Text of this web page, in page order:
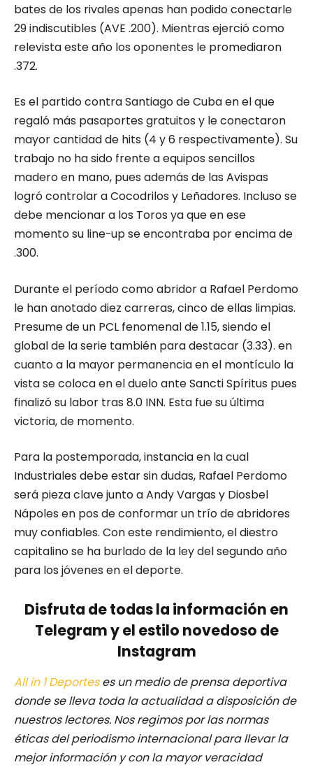
bates de los rivales apenas han podido conectarle
29 indiscutibles (AVE .200). Mientras ejerció como
relevista este año los oponentes le promediaron
.372.
Es el partido contra Santiago de Cuba en el que
regaló más pasaportes gratuitos y le conectaron
mayor cantidad de hits (4 y 6 respectivamente). Su
trabajo no ha sido frente a equipos sencillos
madero en mano, pues además de las Avispas
logró controlar a Cocodrilos y Leñadores. Incluso se
debe mencionar a los Toros ya que en ese
momento su line-up se encontraba por encima de
.300.
Durante el período como abridor a Rafael Perdomo
le han anotado diez carreras, cinco de ellas limpias.
Presume de un PCL fenomenal de 1.15, siendo el
global de la serie también para destacar (3.33). en
cuanto a la mayor permanencia en el montículo la
vista se coloca en el duelo ante Sancti Spíritus pues
finalizó su labor tras 8.0 INN. Esta fue su última
victoria, de momento.
Para la postemporada, instancia en la cual
Industriales debe estar sin dudas, Rafael Perdomo
será pieza clave junto a Andy Vargas y Diosbel
Nápoles en pos de conformar un trío de abridores
muy confiables. Con este rendimiento, el diestro
capitalino se ha burlado de la ley del segundo año
para los jóvenes en el deporte.
Disfruta de todas la información en
Telegram y el estilo novedoso de
Instagram
All in 1 Deporteses un medio de prensa deportiva
donde se lleva toda la actualidad a disposición de
nuestros lectores. Nos regimos por las normas
éticas del periodismo internacional para llevar la
mejor información y con la mayor veracidad